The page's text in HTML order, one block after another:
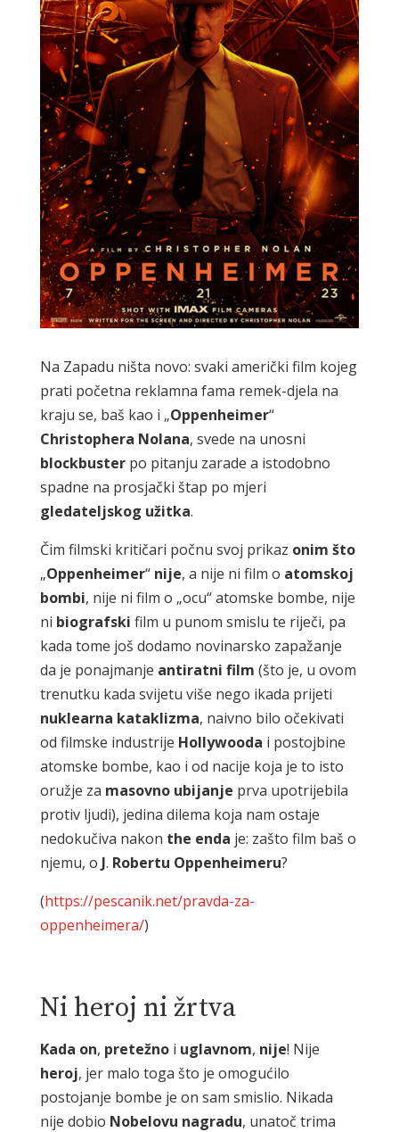
Na Zapadu ništa novo: svaki američki film kojeg
prati početna reklamna fama remek-djela na
kraju se, baš kao i „Oppenheimer“
Christophera Nolana, svede na unosni
blockbusterpo pitanju zarade a istodobno
spadne na prosjački štap po mjeri
gledateljskog užitka.
Čim filmski kritičari počnu svoj prikaz onim što
„Oppenheimer“ nije, a nije ni film o atomskoj
bombi, nije ni film o „ocu“ atomske bombe, nije
ni biografski film u punom smislu te riječi, pa
kada tome još dodamo novinarsko zapažanje
da je ponajmanje antiratni film (što je, u ovom
trenutku kada svijetu više nego ikada prijeti
nuklearna kataklizma, naivno bilo očekivati
od filmske industrije Hollywooda i postojbine
atomske bombe, kao i od nacije koja je to isto
oružje za masovno ubijanje prva upotrijebila
protiv ljudi), jedina dilema koja nam ostaje
nedokučiva nakon the enda je: zašto film baš o
njemu, o J. Robertu Oppenheimeru?
(https://pescanik.net/pravda-za-
oppenheimera/)
Ni heroj ni žrtva
Kada on, pretežnoi uglavnom, nije! Nije
heroj, jer malo toga što je omogućilo
postojanje bombe je on sam smislio. Nikada
nije dobio Nobelovu nagradu, unatoč trima